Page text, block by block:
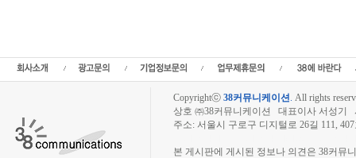
Copyrightⓒ 38커뮤니케이션. All rights
상호 ㈜38커뮤니케이션 대표이사 서성기
주소: 서울시 구로구 디지털로 26길 111,
본 게시판에 게시된 정보나 의견은 38커뮤